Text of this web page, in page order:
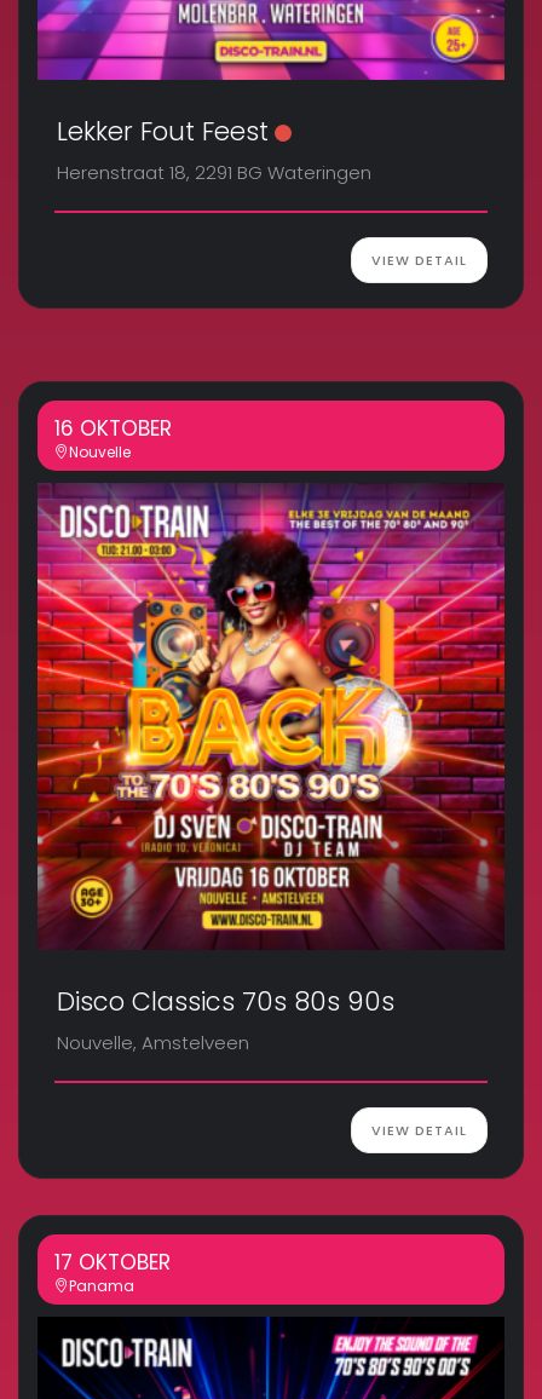
Lekker Fout Feest
Herenstraat 18, 2291 BG Wateringen
VIEW DETAIL
16 OKTOBER
Nouvelle
Disco Classics 70s 80s 90s
Nouvelle, Amstelveen
VIEW DETAIL
17 OKTOBER
Panama